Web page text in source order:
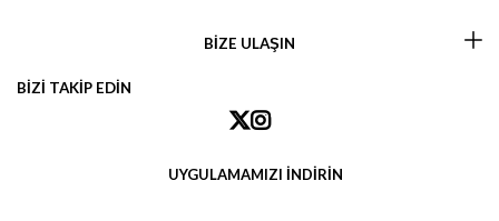
BİZE ULAŞIN
BİZİ TAKİP EDİN
UYGULAMAMIZI İNDİRİN